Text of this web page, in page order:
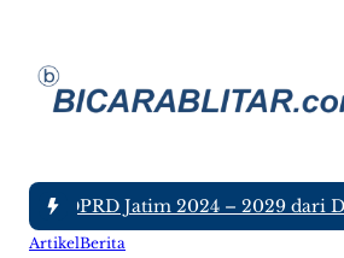
DPRD Jatim 2024 – 2029 dari
ArtikelBerita